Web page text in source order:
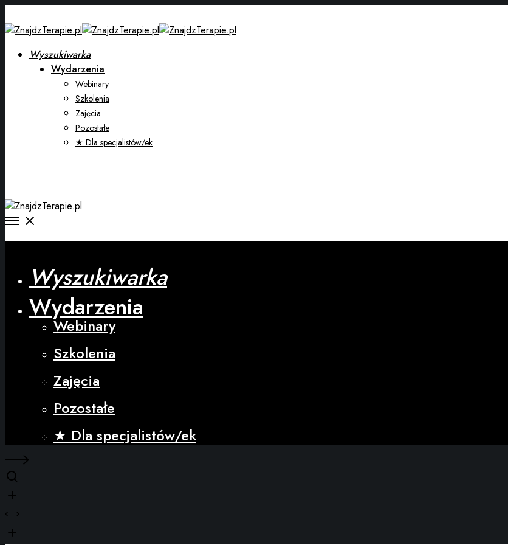
Wyszukiwarka
Wydarzenia
Webinary
Szkolenia
Zajęcia
Pozostałe
★ Dla specjalistów/ek
Wyszukiwarka
Wydarzenia
Webinary
Szkolenia
Zajęcia
Pozostałe
★ Dla specjalistów/ek